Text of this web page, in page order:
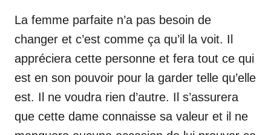
La femme parfaite n’a pas besoin de
changer et c’est comme ça qu’il la voit. Il
appréciera cette personne et fera tout ce qui
est en son pouvoir pour la garder telle qu’elle
est. Il ne voudra rien d’autre. Il s’assurera
que cette dame connaisse sa valeur et il ne